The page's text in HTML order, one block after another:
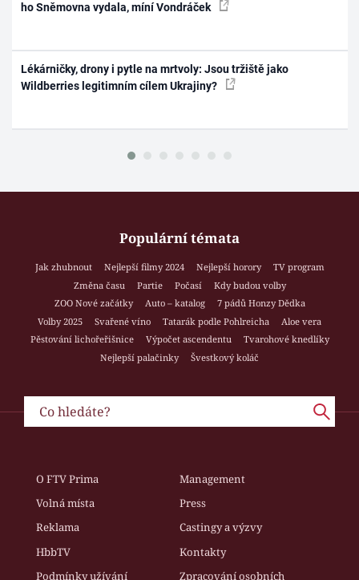
ho Sněmovna vydala, míní Vondráček
Lékárničky, drony i pytle na mrtvoly: Jsou tržiště jako
Wildberries legitimním cílem Ukrajiny?
Populární témata
Jak zhubnout Nejlepší filmy 2024 Nejlepší horory
TV program
Změna času
Partie Počasí
Kdy budou volby
ZOO Nové začátky
Auto – katalog
7 pádů Honzy Dědka
Volby 2025
Svařené víno Tatarák podle Pohlreicha
Aloe vera
Pěstování lichořeřišnice
Výpočet ascendentu
Tvarohové knedlíky
Nejlepší palačinky
Švestkový koláč
O FTV Prima
Management
Volná místa
Press
Reklama
Castingy a výzvy
HbbTV
Kontakty
Podmínky užívání
Zpracování osobních